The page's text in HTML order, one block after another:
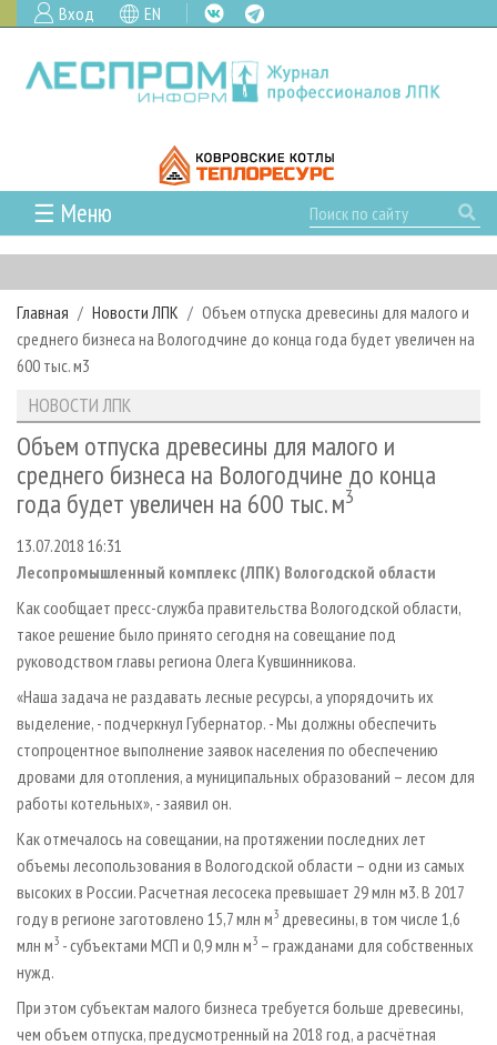
Вход EN
☰ Меню
ГЛАВНАЯ
РУБРИКИ И ТЕМЫ
РУБРИКИ ЖУРНАЛА
ЛЕСНОЕ ХОЗЯЙСТВО
ЛЕСОЗАГОТОВКА
ЛЕСОПИЛЕНИЕ
ДЕРЕВООБРАБОТКА
СУШКА ДРЕВЕСИНЫ
ПРОИЗВОДСТВО ДРЕВЕСНЫХ ПЛИТ
ДЕРЕВЯННОЕ ДОМОСТРОЕНИЕ
ПРОИЗВОДСТВО МЕБЕЛИ
БИОЭНЕРГЕТИКА
ЦБП
ИНСТРУМЕНТ И МАТЕРИАЛЫ
НОВОСТИ
КАЛЕНДАРЬ СОБЫТИЙ
НОВОСТИ ЛПК
НОВОСТИ ЖУРНАЛА
НОВОСТИ КОМПАНИЙ
ПРОЕКТЫ ЛПИ
АНАЛИТИКА
ПРЕДПРИЯТИЯ ЛПК
ЛЕСНЫЕ РЕГИОНЫ РОССИИ
ПЕРСОНЫ
МОБИЛЬНЫЕ ВЫСТАВКИ
ОФИЦИАЛЬНЫЕ ДЕЛЕГАЦИИ
ПРИОРИТЕТНЫЕ ИНВЕСТПРОЕКТЫ
RUSSIAN FORESTRY REVIEW
ГАЗЕТА ЛЕСПРОМФОРУМ
БИБЛИОТЕКА СПЕЦИАЛИСТА
АРХИВ
АРХИВ ЖУРНАЛОВ
СТАТЬИ
О ЖУРНАЛЕ
ПОДПИСКА
КОНТАКТЫ
РЕКЛАМОДАТЕЛЯМ
РЕКЛАМА
РЕКЛАМА НА САЙТЕ
Главная Новости ЛПК
Объем отпуска древесины для малого и
среднего бизнеса на Вологодчине до конца года будет увеличен на
600 тыс. м3
НОВОСТИ ЛПК
Объем отпуска древесины для малого и
среднего бизнеса на Вологодчине до конца
года будет увеличен на 600 тыс. м3
13.07.2018 16:31
Лесопромышленный комплекс (ЛПК) Вологодской области
Как сообщает пресс-служба правительства Вологодской области,
такое решение было принято сегодня на совещание под
руководством главы региона Олега Кувшинникова.
«Наша задача не раздавать лесные ресурсы, а упорядочить их
выделение, - подчеркнул Губернатор. - Мы должны обеспечить
стопроцентное выполнение заявок населения по обеспечению
дровами для отопления, а муниципальных образований – лесом для
работы котельных», - заявил он.
Как отмечалось на совещании, на протяжении последних лет
объемы лесопользования в Вологодской области – одни из самых
высоких в России. Расчетная лесосека превышает 29 млн м3. В 2017
году в регионе заготовлено 15,7 млн м3 древесины, в том числе 1,6
млн м3 - субъектами МСП и 0,9 млн м3 – гражданами для собственных
нужд.
При этом субъектам малого бизнеса требуется больше древесины,
чем объем отпуска, предусмотренный на 2018 год, а расчётная